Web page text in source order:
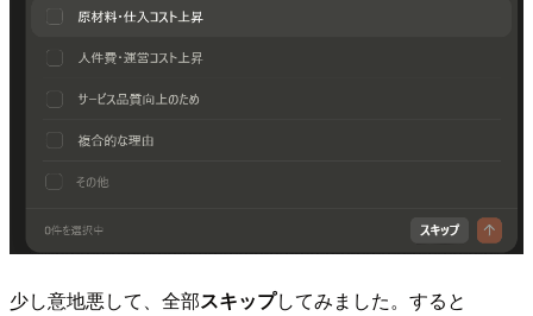
少し意地悪して、全部スキップしてみました。すると